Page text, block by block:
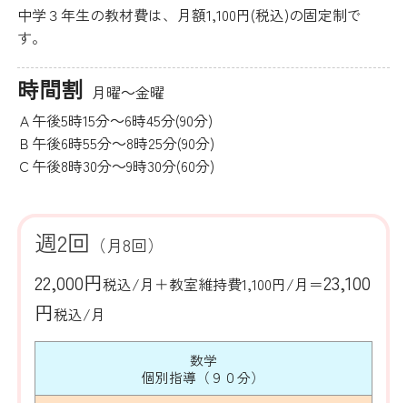
中学３年生の教材費は、月額1,100円(税込)の固定制で
す。
時間割 月曜～金曜
Ａ午後5時15分～6時45分(90分)
Ｂ午後6時55分～8時25分(90分)
Ｃ午後8時30分～9時30分(60分)
週2回 （月8回）
22,000円税込/月＋教室維持費1,100円/月＝23,100
円税込/月
数学
個別指導（９０分）